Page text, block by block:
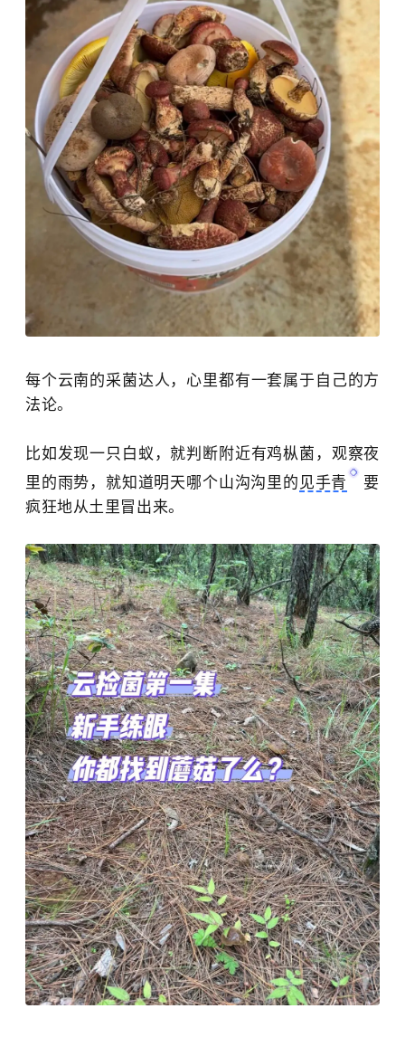
每个云南的采菌达人，心里都有一套属于自己的方
法论。
比如发现一只白蚁，就判断附近有鸡枞菌，观察夜
里的雨势，就知道明天哪个山沟沟里的 见手青
要
疯狂地从土里冒出来。